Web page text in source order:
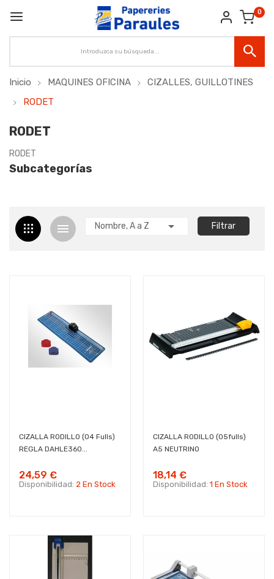
0
Inicio MAQUINES OFICINA
CIZALLES, GUILLOTINES
RODET
RODET
RODET
Subcategorías
Nombre, A a Z  Filtrar
CIZALLA RODILLO (04 Fulls)
REGLA DAHLE360...
24,59 €
Disponibilidad: 2 En Stock
CIZALLA RODILLO (05fulls)
A5 NEUTRINO
18,14 €
Disponibilidad: 1 En Stock